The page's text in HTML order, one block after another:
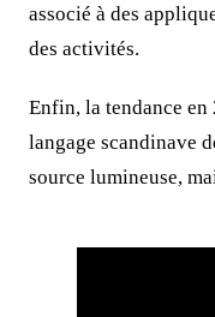
associé à des
des activités.
Enfin, la tendance
langage scandinave
source lumineuse,